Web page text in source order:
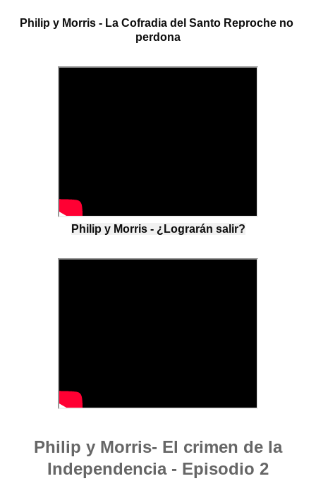
Philip y Morris - La Cofradia del Santo Reproche no
perdona
Philip y Morris - ¿Lograrán salir?
Philip y Morris- El crimen de la
Independencia - Episodio 2